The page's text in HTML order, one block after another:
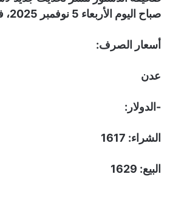
صباح اليوم الأربعاء 5 نوفمبر 2025، في عدن وصنعاء.
أسعار الصرف:
عدن
-الدولار:
الشراء: 1617
البيع: 1629